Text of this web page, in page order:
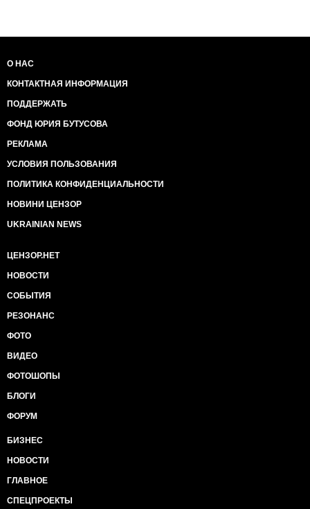
О НАС
КОНТАКТНАЯ ИНФОРМАЦИЯ
ПОДДЕРЖАТЬ
ФОНД ЮРИЯ БУТУСОВА
РЕКЛАМА
УСЛОВИЯ ПОЛЬЗОВАНИЯ
ПОЛИТИКА КОНФИДЕНЦИАЛЬНОСТИ
НОВИНИ ЦЕНЗОР
UKRAINIAN NEWS
ЦЕНЗОР.НЕТ
НОВОСТИ
СОБЫТИЯ
РЕЗОНАНС
ФОТО
ВИДЕО
ФОТОШОПЫ
БЛОГИ
ФОРУМ
БИЗНЕС
НОВОСТИ
ГЛАВНОЕ
СПЕЦПРОЕКТЫ